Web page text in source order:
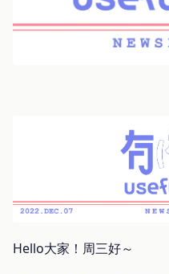
Hello大家！周三好～